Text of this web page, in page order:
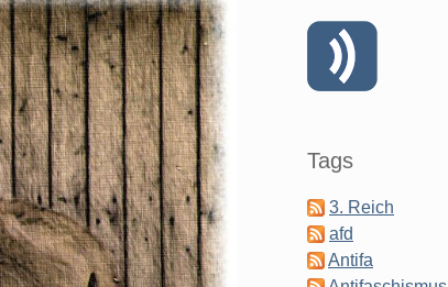
Tags
3. Reich
afd
Antifa